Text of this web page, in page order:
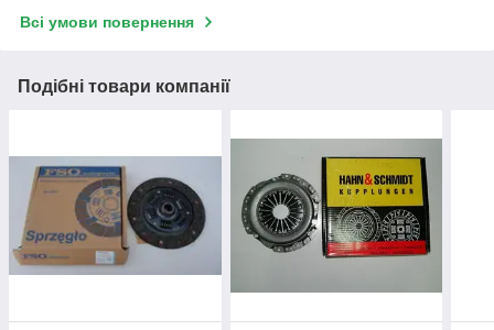
Всі умови повернення
Подібні товари компанії